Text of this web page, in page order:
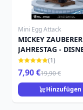
Mini Egg Attack
MICKEY
JAHRESTAG -
MINI EGG ATTACK
(1)
7,90 €19,90 €
Hinzufügen